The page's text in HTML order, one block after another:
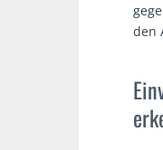
den